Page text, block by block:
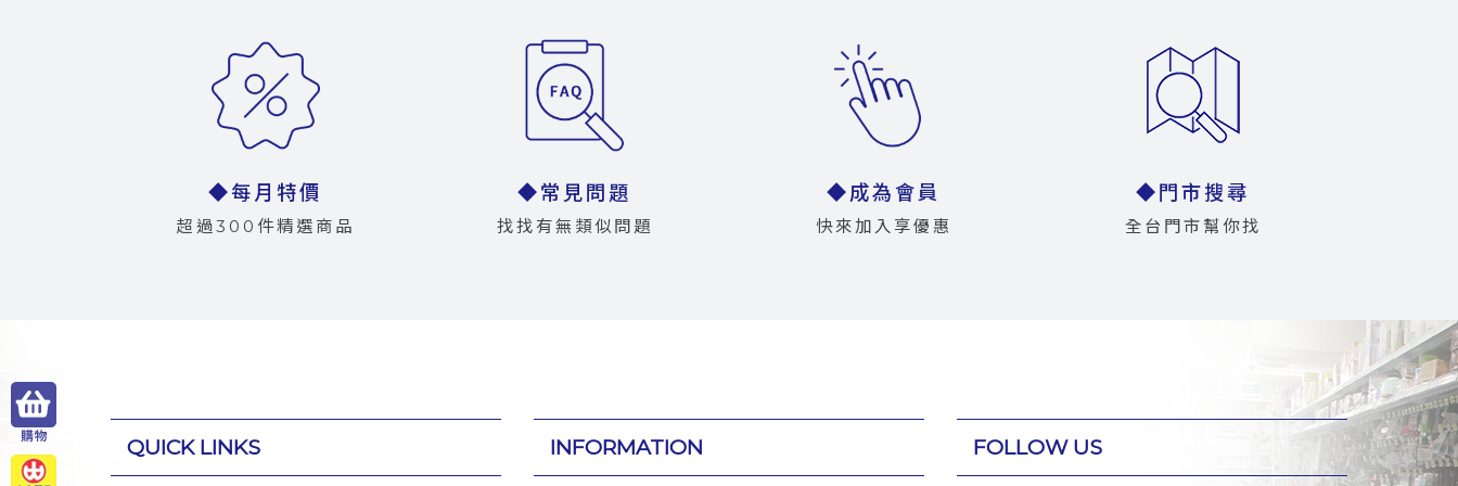
◆每月特價
超過300件精選商品
◆常見問題
找找有無類似問題
◆成為會員
快來加入享優惠
◆門市搜尋
全台門市幫你找
QUICK LINKS INFORMATION FOLLOW US